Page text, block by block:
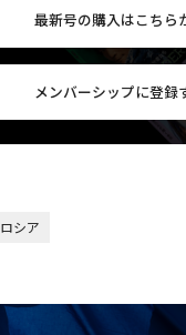
最新号の購入はこちら
メンバーシップに登録
ロシア